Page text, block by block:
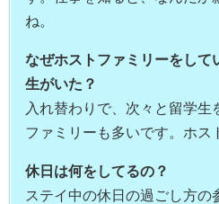
ね。
なぜホストファミリーをして
生がいた？
入れ替わりで、次々と留学生
ファミリーも多いです。ホス
休日は何をしてるの？
ステイ中の休日の過ごし方の